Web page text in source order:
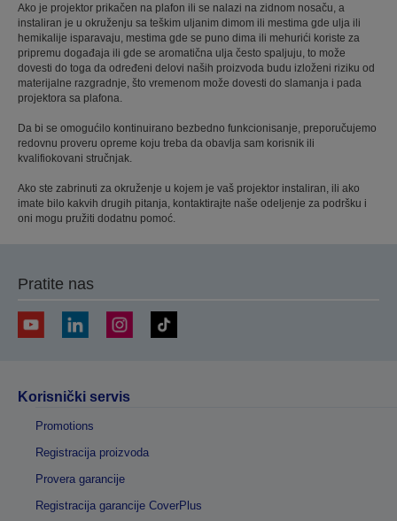
Ako je projektor prikačen na plafon ili se nalazi na zidnom nosaču, a
instaliran je u okruženju sa teškim uljanim dimom ili mestima gde ulja ili
hemikalije isparavaju, mestima gde se puno dima ili mehurići koriste za
pripremu događaja ili gde se aromatična ulja često spaljuju, to može
dovesti do toga da određeni delovi naših proizvoda budu izloženi riziku od
materijalne razgradnje, što vremenom može dovesti do slamanja i pada
projektora sa plafona.
Da bi se omogućilo kontinuirano bezbedno funkcionisanje, preporučujemo
redovnu proveru opreme koju treba da obavlja sam korisnik ili
kvalifiokovani stručnjak.
Ako ste zabrinuti za okruženje u kojem je vaš projektor instaliran, ili ako
imate bilo kakvih drugih pitanja, kontaktirajte naše odeljenje za podršku i
oni mogu pružiti dodatnu pomoć.
Pratite nas
Korisnički servis
Promotions
Registracija proizvoda
Provera garancije
Registracija garancije CoverPlus